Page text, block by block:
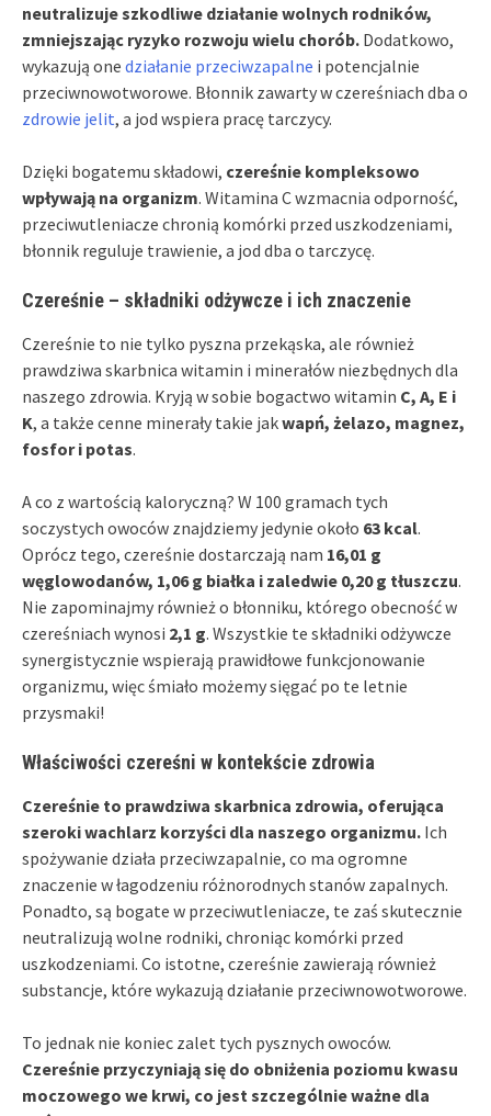
neutralizuje szkodliwe działanie wolnych rodników,
zmniejszając ryzyko rozwoju wielu chorób. Dodatkowo,
wykazują one działanie przeciwzapalne i potencjalnie
przeciwnowotworowe. Błonnik zawarty w czereśniach dba o
zdrowie jelit, a jod wspiera pracę tarczycy.
Dzięki bogatemu składowi, czereśnie kompleksowo
wpływają na organizm. Witamina C wzmacnia odporność,
przeciwutleniacze chronią komórki przed uszkodzeniami,
błonnik reguluje trawienie, a jod dba o tarczycę.
Czereśnie – składniki odżywcze i ich znaczenie
Czereśnie to nie tylko pyszna przekąska, ale również
prawdziwa skarbnica witamin i minerałów niezbędnych dla
naszego zdrowia. Kryją w sobie bogactwo witamin C, A, E i
K, a także cenne minerały takie jakwapń, żelazo, magnez,
fosfor i potas.
A co z wartością kaloryczną? W 100 gramach tych
soczystych owoców znajdziemy jedynie około 63 kcal.
Oprócz tego, czereśnie dostarczają nam 16,01 g
węglowodanów, 1,06 g białka i zaledwie 0,20 g tłuszczu.
Nie zapominajmy również o błonniku, którego obecność w
czereśniach wynosi 2,1 g. Wszystkie te składniki odżywcze
synergistycznie wspierają prawidłowe funkcjonowanie
organizmu, więc śmiało możemy sięgać po te letnie
przysmaki!
Właściwości czereśni w kontekście zdrowia
Czereśnie to prawdziwa skarbnica zdrowia, oferująca
szeroki wachlarz korzyści dla naszego organizmu. Ich
spożywanie działa przeciwzapalnie, co ma ogromne
znaczenie w łagodzeniu różnorodnych stanów zapalnych.
Ponadto, są bogate w przeciwutleniacze, te zaś skutecznie
neutralizują wolne rodniki, chroniąc komórki przed
uszkodzeniami. Co istotne, czereśnie zawierają również
substancje, które wykazują działanie przeciwnowotworowe.
To jednak nie koniec zalet tych pysznych owoców.
Czereśnie przyczyniają się do obniżenia poziomu kwasu
moczowego we krwi, co jest szczególnie ważne dla